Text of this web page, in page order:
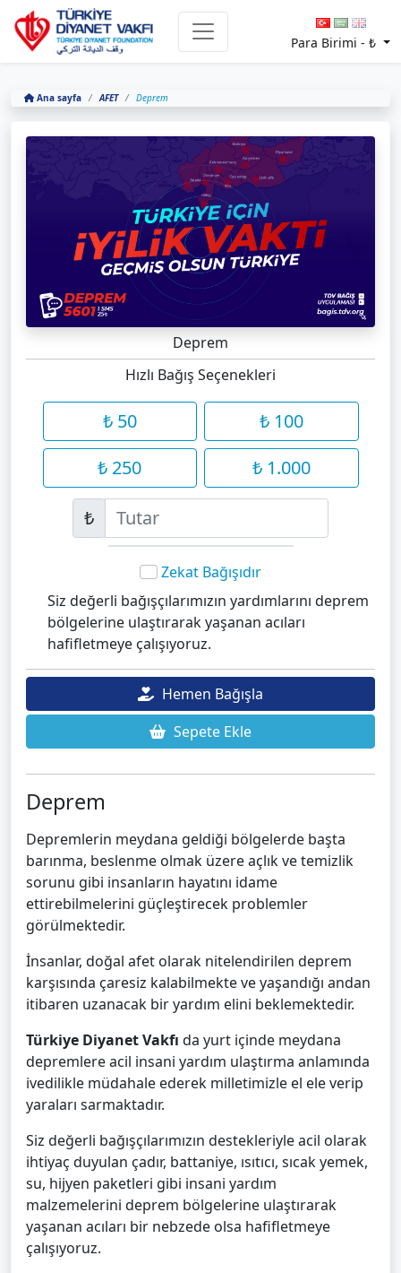
Para Birimi -₺
Ana sayfa AFET Deprem
Deprem
Hızlı Bağış Seçenekleri
₺ 50
₺ 100
₺ 250
₺ 1.000
₺
Zekat Bağışıdır
Siz değerli bağışçılarımızın yardımlarını deprem
bölgelerine ulaştırarak yaşanan acıları
hafifletmeye çalışıyoruz.
Hemen Bağışla
Sepete Ekle
Deprem
Depremlerin meydana geldiği bölgelerde başta
barınma, beslenme olmak üzere açlık ve temizlik
sorunu gibi insanların hayatını idame
ettirebilmelerini güçleştirecek problemler
görülmektedir.
İnsanlar, doğal afet olarak nitelendirilen deprem
karşısında çaresiz kalabilmekte ve yaşandığı andan
itibaren uzanacak bir yardım elini beklemektedir.
Türkiye Diyanet Vakfı da yurt içinde meydana
depremlere acil insani yardım ulaştırma anlamında
ivedilikle müdahale ederek milletimizle el ele verip
yaraları sarmaktadır.
Siz değerli bağışçılarımızın destekleriyle acil olarak
ihtiyaç duyulan çadır, battaniye, ısıtıcı, sıcak yemek,
su, hijyen paketleri gibi insani yardım
malzemelerini deprem bölgelerine ulaştırarak
yaşanan acıları bir nebzede olsa hafifletmeye
çalışıyoruz.